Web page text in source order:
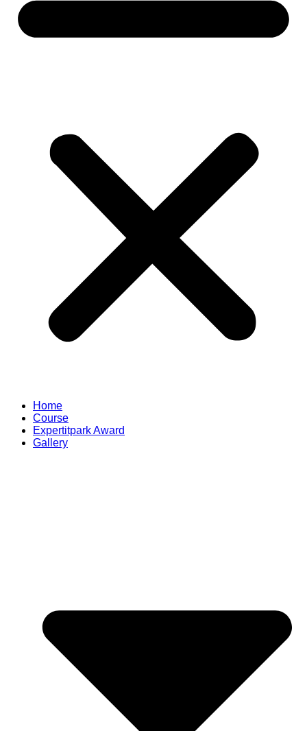
Home
Course
Expertitpark Award
Gallery